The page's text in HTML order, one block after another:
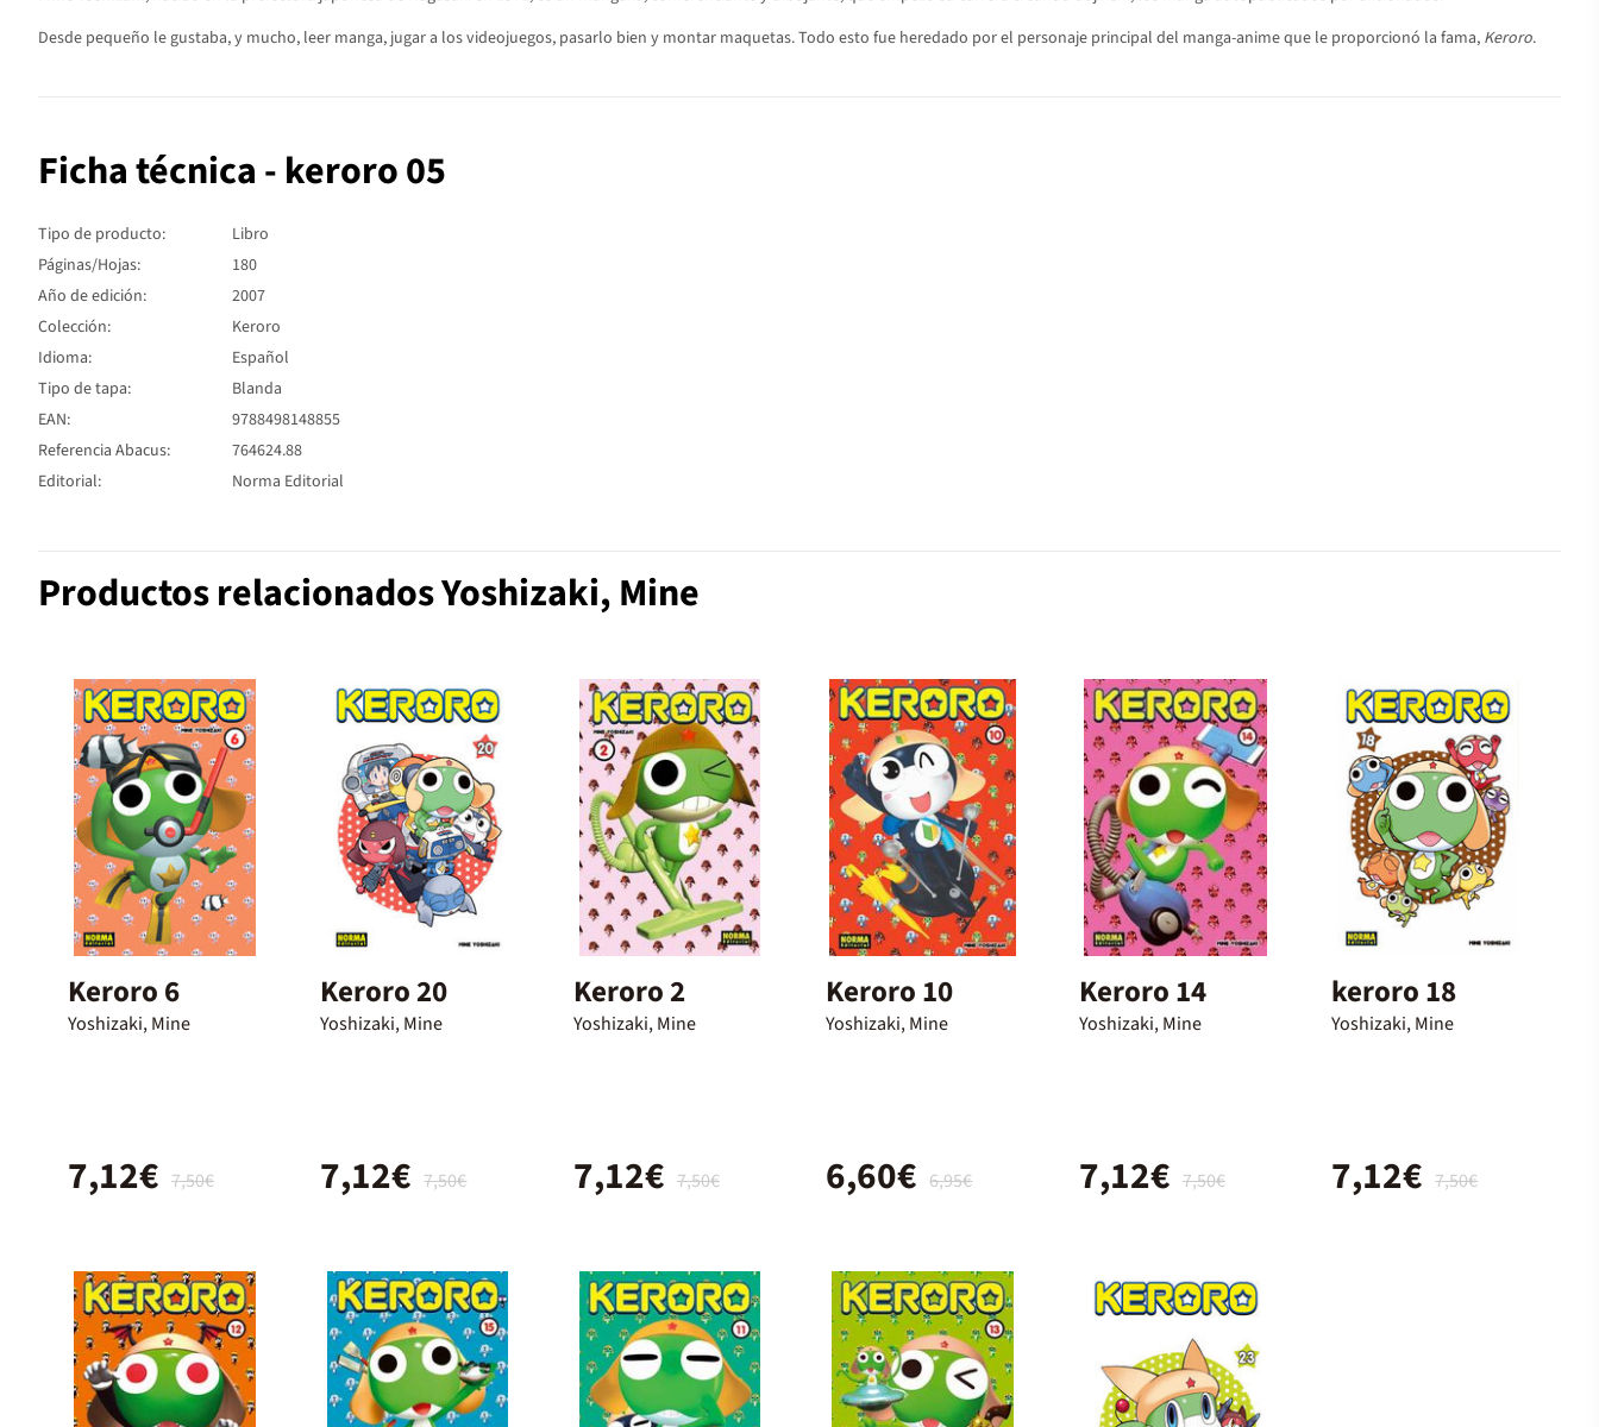
Desde pequeño le gustaba, y mucho, leer manga, jugar a los videojuegos, pasarlo bien y montar maquetas. Todo esto fue heredado por el personaje principal del manga-anime que le proporcionó la fama, Keroro.
Ficha técnica - keroro 05
Tipo de producto:
Libro
Páginas/Hojas:
180
Año de edición:
2007
Colección:
Keroro
Idioma:
Español
Tipo de tapa:
Blanda
EAN:
9788498148855
Referencia Abacus:
764624.88
Editorial:
Norma Editorial
Productos relacionados Yoshizaki, Mine
Keroro 6
Yoshizaki, Mine
7,50€
7,12€
Keroro 20
Yoshizaki, Mine
7,50€
7,12€
Keroro 2
Yoshizaki, Mine
7,50€
7,12€
Keroro 10
Yoshizaki, Mine
6,95€
6,60€
Keroro 14
Yoshizaki, Mine
7,50€
7,12€
keroro 18
Yoshizaki, Mine
7,50€
7,12€